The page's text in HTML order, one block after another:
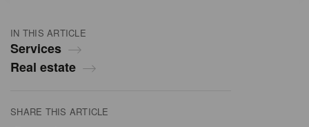
IN THIS ARTICLE
Services
Real estate
SHARE THIS ARTICLE